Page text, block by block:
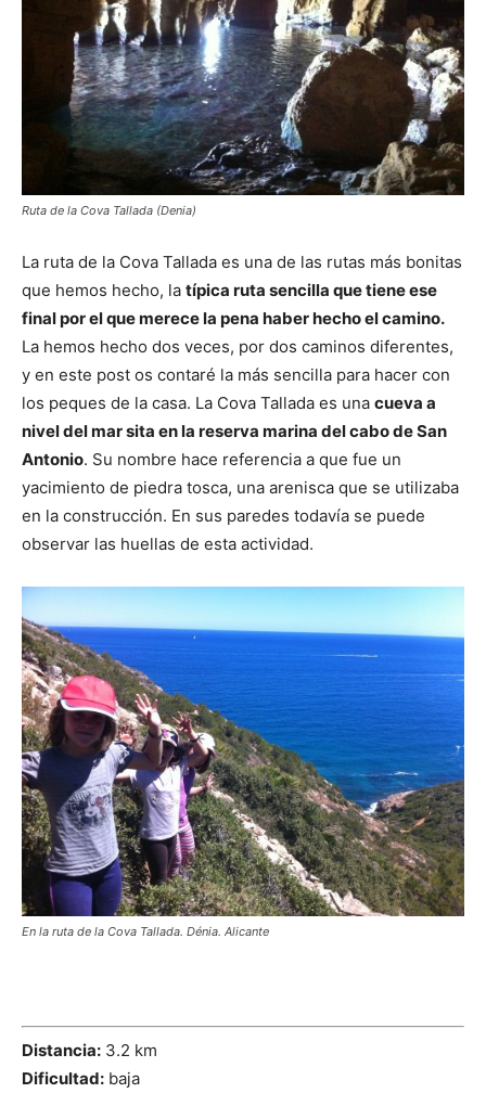
Ruta de la Cova Tallada (Denia)
La ruta de la Cova Tallada es una de las rutas más bonitas
que hemos hecho, la típica ruta sencilla que tiene ese
final por el que merece la pena haber hecho el camino.
La hemos hecho dos veces, por dos caminos diferentes,
y en este post os contaré la más sencilla para hacer con
los peques de la casa. La Cova Tallada es una cueva a
nivel del mar sita en la reserva marina del cabo de San
Antonio. Su nombre hace referencia a que fue un
yacimiento de piedra tosca, una arenisca que se utilizaba
en la construcción. En sus paredes todavía se puede
observar las huellas de esta actividad.
En la ruta de la Cova Tallada. Dénia. Alicante
Distancia: 3.2 km
Dificultad: baja